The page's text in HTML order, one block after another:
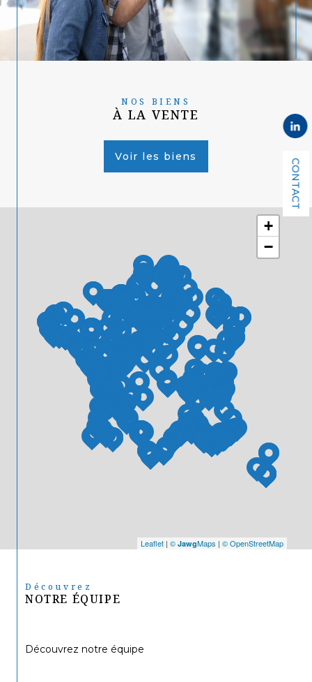
CONTACT
+
−
Leaflet | © JawgMaps | © OpenStreetMap
NOS BIENS
À LA VENTE
Voir les biens
Découvrez
NOTRE ÉQUIPE
Découvrez notre équipe